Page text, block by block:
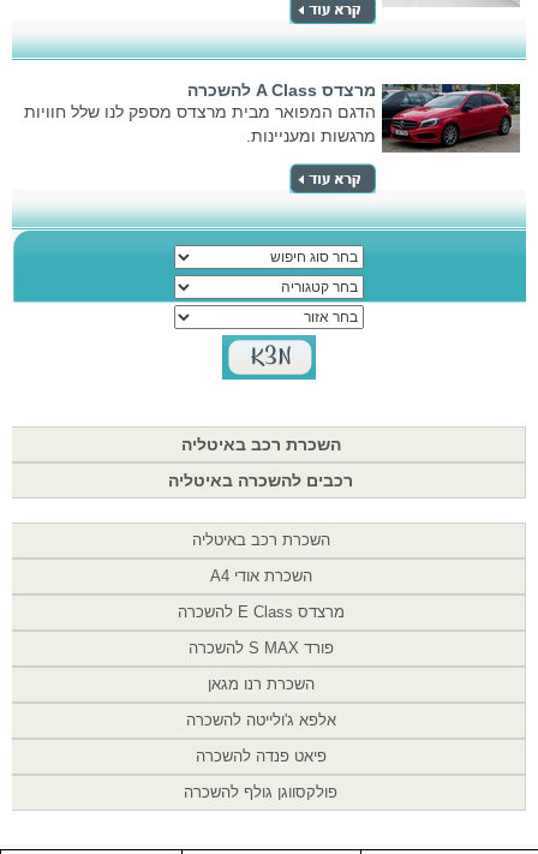
מרצדס A Class להשכרה
הדגם המפואר מבית מרצדס מספק לנו שלל חוויות
מרגשות ומעניינות.
השכרת רכב באיטליה
רכבים להשכרה באיטליה
השכרת רכב באיטליה
השכרת אודי A4
מרצדס E Class להשכרה
פורד S MAX להשכרה
השכרת רנו מגאן
אלפא ג'ולייטה להשכרה
פיאט פנדה להשכרה
פולקסווגן גולף להשכרה